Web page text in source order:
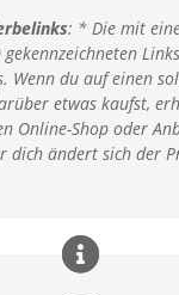
: * Die mit
Wenn du auf einen
etwas kaufst,
Online-Shop oder
dich ändert sich der